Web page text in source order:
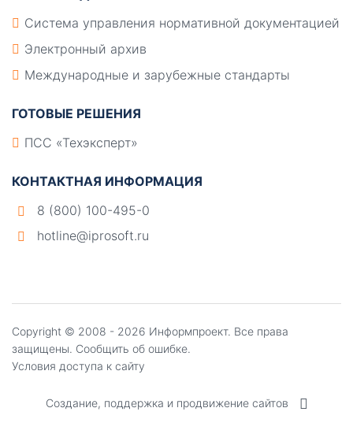
Система управления нормативной документацией
Электронный архив
Международные и зарубежные стандарты
ГОТОВЫЕ РЕШЕНИЯ
ПСС «Техэксперт»
КОНТАКТНАЯ ИНФОРМАЦИЯ
8 (800) 100-495-0
hotline@iprosoft.ru
Copyright © 2008 - 2026 Информпроект. Все права
защищены. Сообщить об ошибке.
Условия доступа к сайту
Создание, поддержка и продвижение сайтов